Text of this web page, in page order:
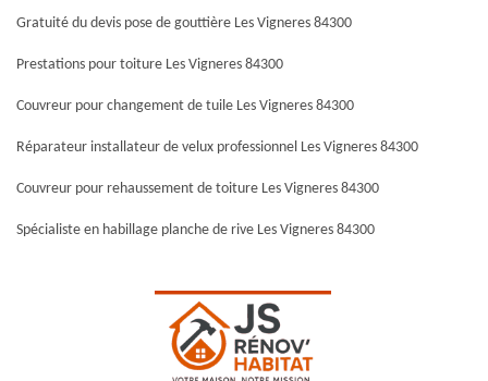
Gratuité du devis pose de gouttière Les Vigneres 84300
Prestations pour toiture Les Vigneres 84300
Couvreur pour changement de tuile Les Vigneres 84300
Réparateur installateur de velux professionnel Les Vigneres 84300
Couvreur pour rehaussement de toiture Les Vigneres 84300
Spécialiste en habillage planche de rive Les Vigneres 84300